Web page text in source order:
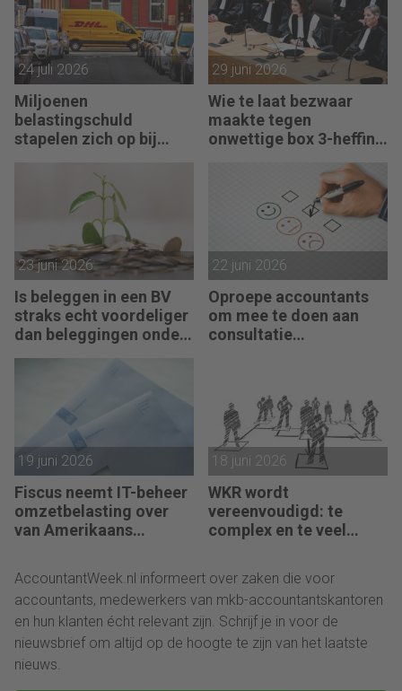
24 juli 2026
Miljoenen
belastingschuld
stapelen zich op bij
29 juni 2026
Wie te laat bezwaar
maakte tegen
onwettige box 3-heffing
23 juni 2026
Is beleggen in een BV
straks echt voordeliger
dan beleggingen onder
22 juni 2026
Oproepe accountants
om mee te doen aan
consultatie
19 juni 2026
Fiscus neemt IT-beheer
omzetbelasting over
van Amerikaans
18 juni 2026
WKR wordt
vereenvoudigd: te
complex en te veel
AccountantWeek.nl informeert over zaken die voor
accountants, medewerkers van mkb-accountantskantoren
en hun klanten écht relevant zijn. Schrijf je in voor de
nieuwsbrief om altijd op de hoogte te zijn van het laatste
nieuws.